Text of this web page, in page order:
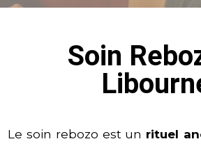
Soin
Le soin rebozo est un rituel